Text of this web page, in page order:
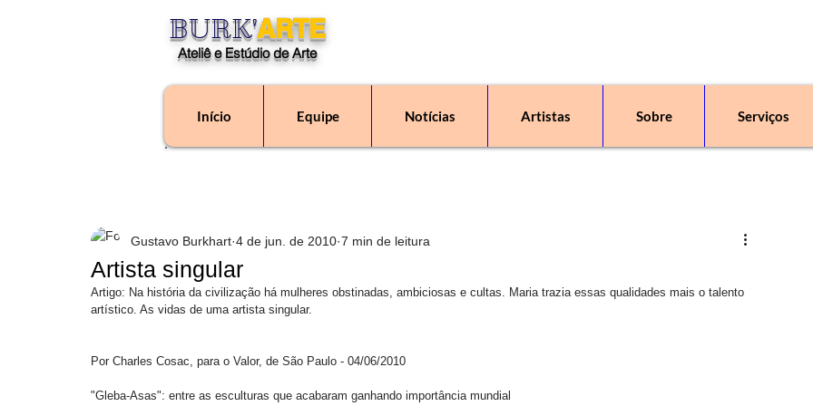
BURK'ARTE
Ateliê e Estúdio de Arte
Início Equipe Notícias Artistas Sobre Serviços
Artista singular
Gustavo Burkhart 4 de jun. de 2010 7 min de leitura
Artigo: Na história da civilização há mulheres obstinadas, ambiciosas e cultas. Maria trazia essas qualidades mais o talento
artístico. As vidas de uma artista singular.
Por Charles Cosac, para o Valor, de São Paulo - 04/06/2010
"Gleba-Asas": entre as esculturas que acabaram ganhando importância mundial